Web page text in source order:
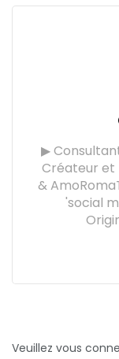
▶
Créateur et
&
'social
Veuillez vous